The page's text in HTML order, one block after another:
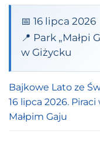
📅 16 lipca 2026
📍 Park „Małpi
w Giżycku
Bajkowe Lato ze
16 lipca 2026. Piraci
Małpim Gaju